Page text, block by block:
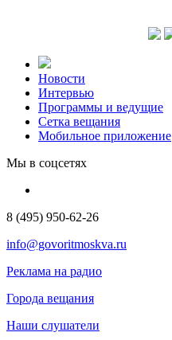
Новости
Интервью
Программы и ведущие
Сетка вещания
Мобильное приложение
Мы в соцсетях
8 (495) 950-62-26
info@govoritmoskva.ru
Реклама на радио
Города вещания
Наши слушатели